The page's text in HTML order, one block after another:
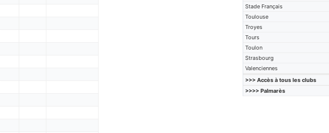
Stade Français
Toulouse
Troyes
Tours
Toulon
Strasbourg
Valenciennes
>>> Accès à tous les clubs
>>>> Palmarès